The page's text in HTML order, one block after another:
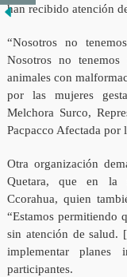
han recibido atención
“Nosotros no
Nosotros no
animales con
por las mujeres
Melchora Surco,
Pacpacco Afectada
Otra organización
Quetara, que en la
Ccorahua, quien
“Estamos permitiendo
sin atención de
implementar planes
participantes.